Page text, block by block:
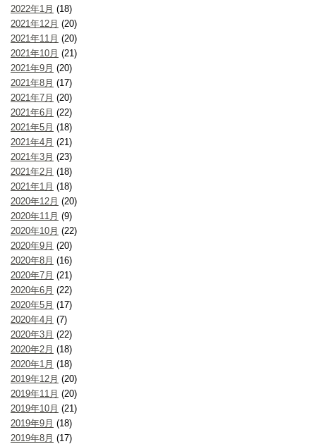
2022年1月 (18)
2021年12月 (20)
2021年11月 (20)
2021年10月 (21)
2021年9月 (20)
2021年8月 (17)
2021年7月 (20)
2021年6月 (22)
2021年5月 (18)
2021年4月 (21)
2021年3月 (23)
2021年2月 (18)
2021年1月 (18)
2020年12月 (20)
2020年11月 (9)
2020年10月 (22)
2020年9月 (20)
2020年8月 (16)
2020年7月 (21)
2020年6月 (22)
2020年5月 (17)
2020年4月 (7)
2020年3月 (22)
2020年2月 (18)
2020年1月 (18)
2019年12月 (20)
2019年11月 (20)
2019年10月 (21)
2019年9月 (18)
2019年8月 (17)